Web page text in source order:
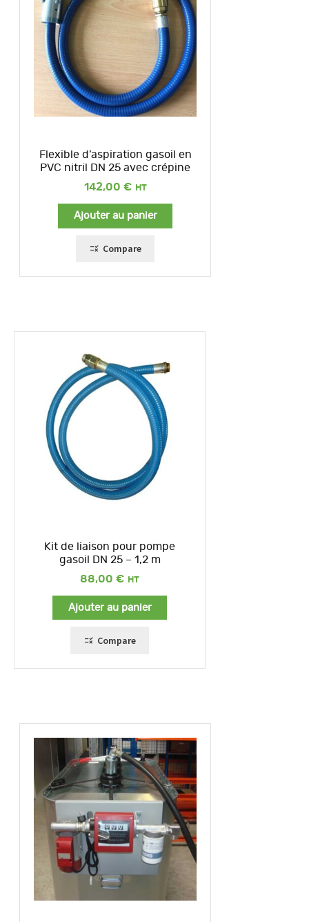
Flexible d’aspiration gasoil en
PVC nitril DN 25 avec crépine
142,00 €
Ajouter au panier
Compare
Kit de liaison pour pompe
gasoil DN 25 – 1,2 m
88,00 €
Ajouter au panier
Compare